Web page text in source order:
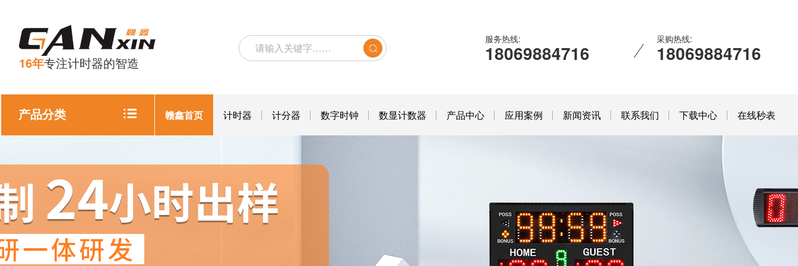
16年专注计时器的智造
服务热线:
18069884716
采购热线:
18069884716
产品分类 赣鑫首页 计时器 计分器 数字时钟 数显计数器 产品中心 应用案例 新闻资讯 联系我们 下载中心 在线秒表